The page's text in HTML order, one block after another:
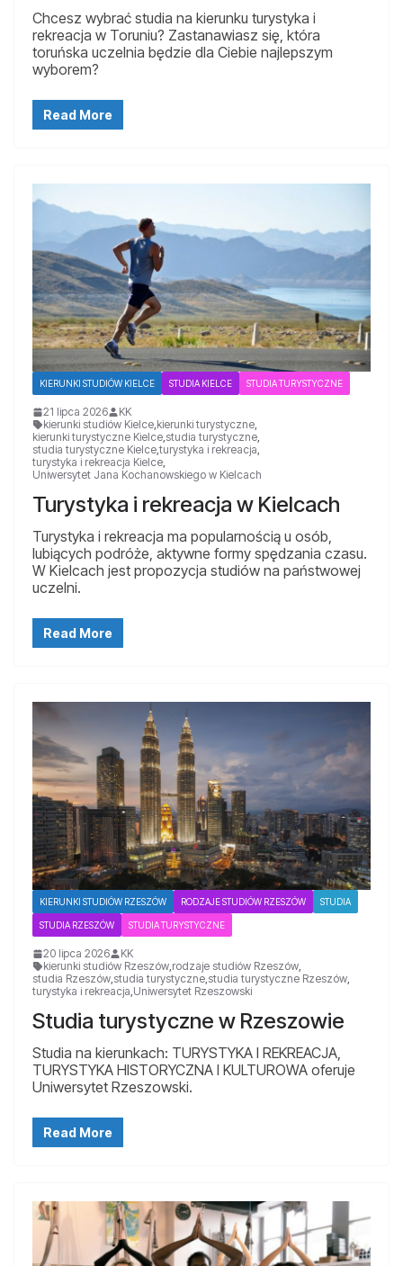
Chcesz wybrać studia na kierunku turystyka i
rekreacja w Toruniu? Zastanawiasz się, która
toruńska uczelnia będzie dla Ciebie najlepszym
wyborem?
Read More
KIERUNKI STUDIÓW KIELCE STUDIA KIELCE STUDIA TURYSTYCZNE
21 lipca 2026
KK
kierunki studiów Kielce kierunki turystyczne
kierunki turystyczne Kielce studia turystyczne
studia turystyczne Kielce turystyka i rekreacja
turystyka i rekreacja Kielce
Uniwersytet Jana Kochanowskiego w Kielcach
Turystyka i rekreacja w Kielcach
Turystyka i rekreacja ma popularnością u osób,
lubiących podróże, aktywne formy spędzania czasu.
W Kielcach jest propozycja studiów na państwowej
uczelni.
Read More
KIERUNKI STUDIÓW RZESZÓW RODZAJE STUDIÓW RZESZÓW STUDIA
STUDIA RZESZÓW STUDIA TURYSTYCZNE
20 lipca 2026
KK
kierunki studiów Rzeszów rodzaje studiów Rzeszów
studia Rzeszów studia turystyczne studia turystyczne Rzeszów
turystyka i rekreacja Uniwersytet Rzeszowski
Studia turystyczne w Rzeszowie
Studia na kierunkach: TURYSTYKA I REKREACJA,
TURYSTYKA HISTORYCZNA I KULTUROWA oferuje
Uniwersytet Rzeszowski.
Read More